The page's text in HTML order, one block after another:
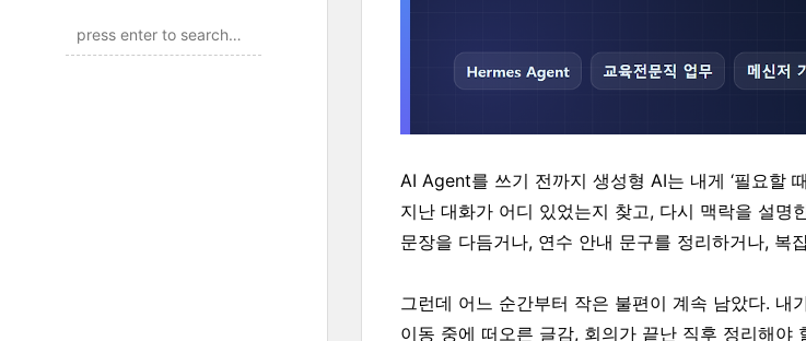
AI Agent를 쓰기 전까지 생성형 AI는 내게 ‘필요할
지난 대화가 어디 있었는지 찾고, 다시 맥락을 설명
문장을 다듬거나, 연수 안내 문구를 정리하거나, 복
그런데 어느 순간부터 작은 불편이 계속 남았다.
이동 중에 떠오른 글감, 회의가 끝난 직후 정리해